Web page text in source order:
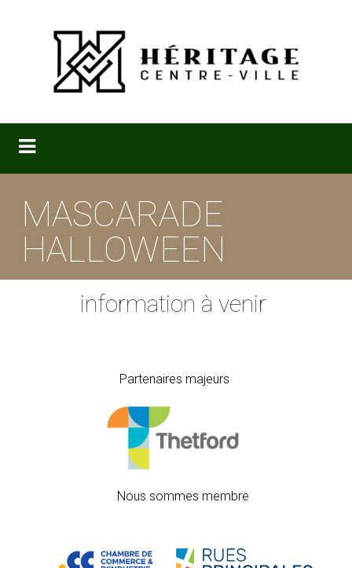
MASCARADE
HALLOWEEN
information à venir
Partenaires majeurs
Nous sommes membre